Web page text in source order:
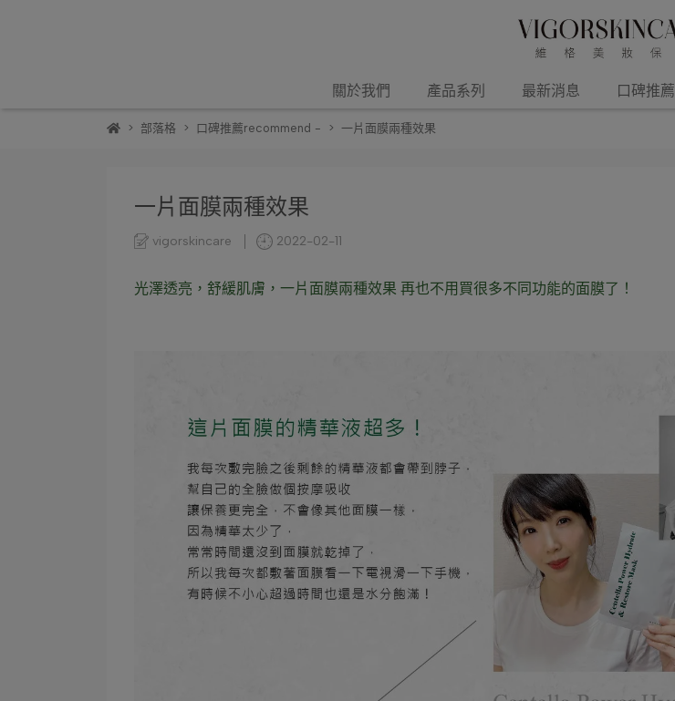
關於我們 產品系列 最新消息 口碑推薦
部落格 口碑推薦recommend - 一片面膜兩種效果
一片面膜兩種效果
vigorskincare 2022-02-11
光澤透亮，舒緩肌膚，一片面膜兩種效果 再也不用買很多不同功能的面膜了！